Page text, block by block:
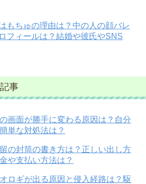
もちゅの理由は？中の人の顔バレ
フィールは？結婚や彼氏やSNS
事
画面が勝手に変わる原因は？自分
単な対処法は？
の封筒の書き方は？正しい出し方
や支払い方法は？
ロギが出る原因と侵入経路は？駆